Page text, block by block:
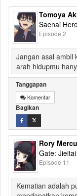
Tomoya
Saenai
Episode 2
Jangan asal ambil
arah hidupmu
Tanggapan
Komentar
Bagikan
Rory
Gate:
Episode 11
Kematian adalah